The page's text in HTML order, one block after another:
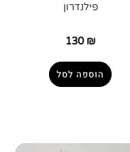
פילנדרון
130 ₪
הוספה לסל